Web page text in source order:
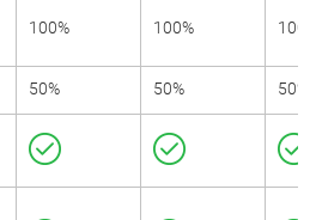
100% 100%
50% 50% 50%